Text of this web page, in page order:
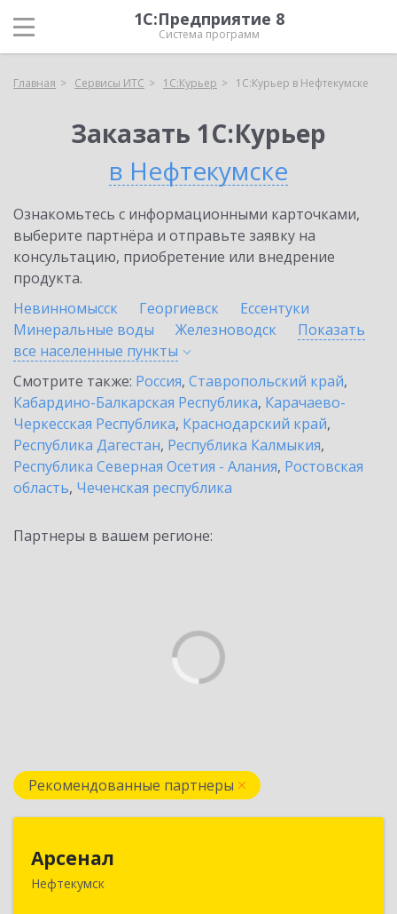
1С:Предприятие 8
Система программ
Главная Сервисы ИТС 1С:Курьер 1С:Курьер в Нефтекумске
Заказать 1С:Курьер
в Нефтекумске
Ознакомьтесь с информационными карточками,
выберите партнёра и отправьте заявку на
консультацию, приобретение или внедрение
продукта.
Невинномысск
Георгиевск
Ессентуки
Минеральные воды
Железноводск
Показать
все населенные пункты
Смотрите также: Россия, Ставропольский край,
Кабардино-Балкарская Республика, Карачаево-
Черкесская Республика, Краснодарский край,
Республика Дагестан, Республика Калмыкия,
Республика Северная Осетия - Алания, Ростовская
область, Чеченская республика
Партнеры в вашем регионе:
Рекомендованные партнеры
Арсенал
Нефтекумск